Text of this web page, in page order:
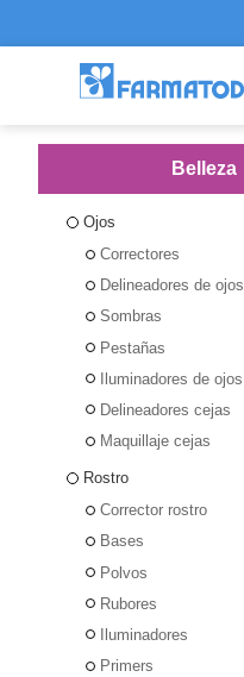
Belleza
Ojos
Correctores
Delineadores de ojos
Sombras
Pestañas
Iluminadores de ojos
Delineadores cejas
Maquillaje cejas
Rostro
Corrector rostro
Bases
Polvos
Rubores
Iluminadores
Primers